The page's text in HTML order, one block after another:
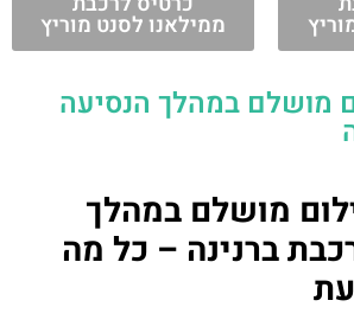
ממילאנו לסנט מוריץ
מושלם במהלך הנסיעה
מושלם במהלך
ברנינה – כל מה